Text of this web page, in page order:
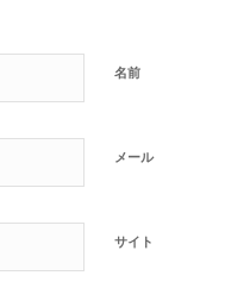
名前
メール
サイト